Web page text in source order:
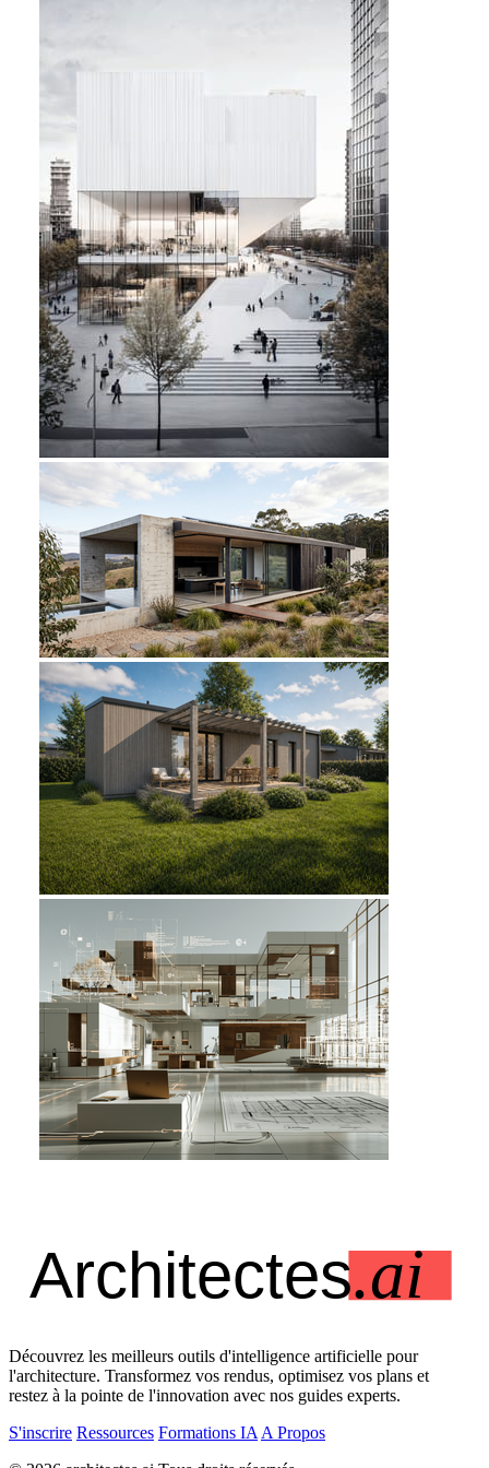
Découvrez les meilleurs outils d'intelligence artificielle pour
l'architecture. Transformez vos rendus, optimisez vos plans et
restez à la pointe de l'innovation avec nos guides experts.
S'inscrire Ressources Formations IA A Propos